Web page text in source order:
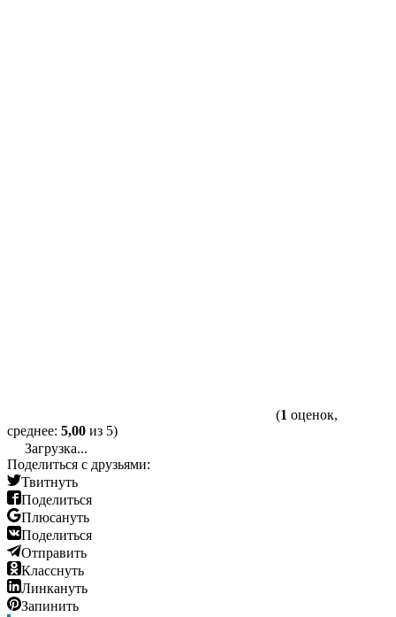
(1 оценок,
среднее: 5,00 из 5)
Загрузка...
Поделиться с друзьями:
Твитнуть
Поделиться
Плюсануть
Поделиться
Отправить
Класснуть
Линкануть
Запинить